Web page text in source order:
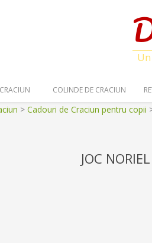
COLINDE DE CRACIUN
> Cadouri de Craciun pentru copii
JOC